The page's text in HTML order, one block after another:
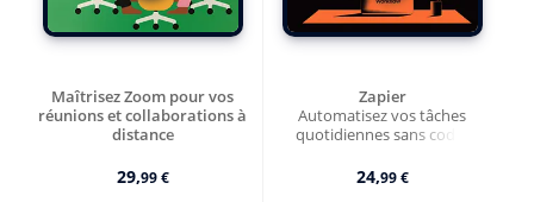
Maîtrisez Zoom pour vos
réunions et collaborations à
distance
29,99 €
Zapier
Automatisez vos tâches
quotidiennes sans coder
24,99 €